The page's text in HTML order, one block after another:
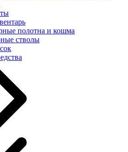
полотна и кошма
стволы